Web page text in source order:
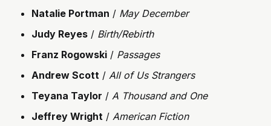
Natalie Portman / May December
Judy Reyes / Birth/Rebirth
Franz Rogowski / Passages
Andrew Scott /All of Us Strangers
Teyana Taylor /A Thousand and One
Jeffrey Wright /American Fiction